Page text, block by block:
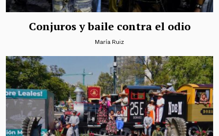
Conjuros y baile contra el odio
María Ruiz